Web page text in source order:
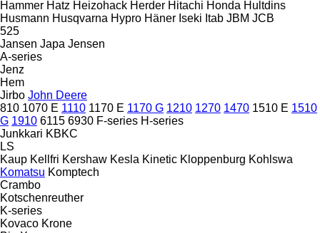
Hammer Hatz Heizohack Herder Hitachi Honda Hultdins
Husmann Husqvarna Hypro Häner Iseki Itab JBM JCB
525
Jansen Japa Jensen
A-series
Jenz
Hem
Jirbo John Deere
810 1070 E 1110 1170 E 1170 G 1210 1270 1470 1510 E 1510
G 1910 6115 6930 F-series H-series
Junkkari KBKC
LS
Kaup Kellfri Kershaw Kesla Kinetic Kloppenburg Kohlswa
Komatsu Komptech
Crambo
Kotschenreuther
K-series
Kovaco Krone